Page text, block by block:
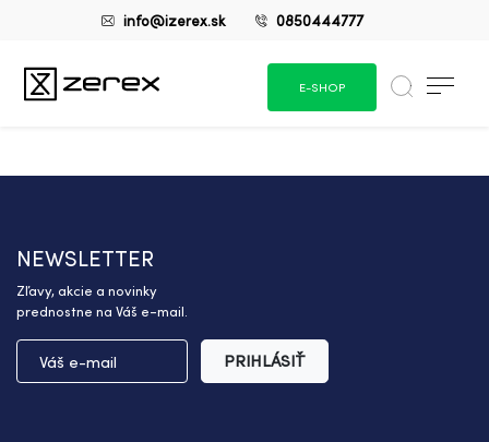
info@izerex.sk 0850444777
E-SHOP
NEWSLETTER
Zľavy, akcie a novinky
prednostne na Váš e-mail.
PRIHLÁSIŤ